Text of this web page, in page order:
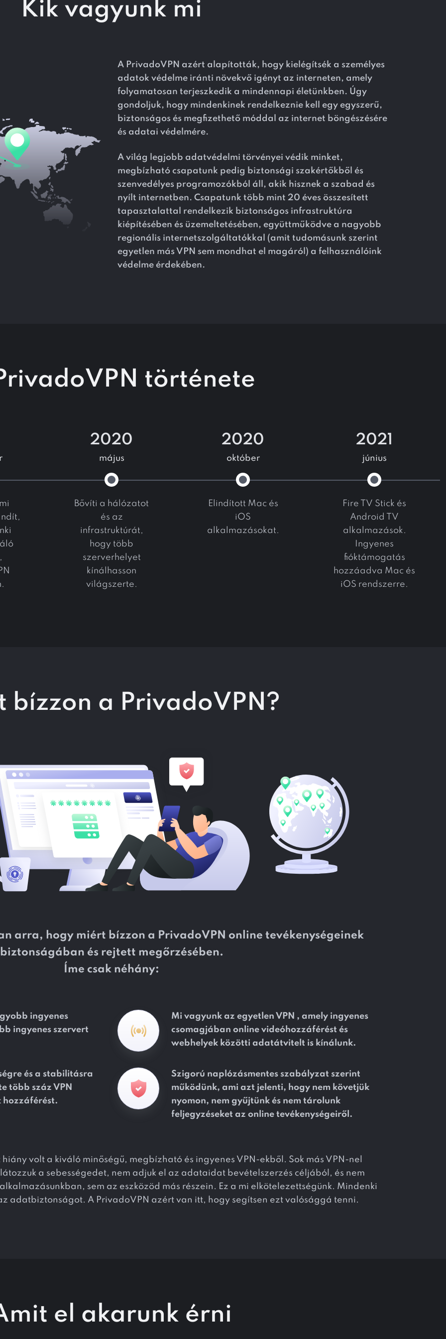
Kik vagyunk mi
A PrivadoVPN azért alapították, hogy kielégítsék a személyes
adatok védelme iránti növekvő igényt az interneten, amely
folyamatosan terjeszkedik a mindennapi életünkben. Úgy
gondoljuk, hogy mindenkinek rendelkeznie kell egy egyszerű,
biztonságos és megfizethető móddal az internet böngészésére
és adatai védelmére.
A világ legjobb adatvédelmi törvényei védik minket,
megbízható csapatunk pedig biztonsági szakértőkből és
szenvedélyes programozókból áll, akik hisznek a szabad és
nyílt internetben. Csapatunk több mint 20 éves összesített
tapasztalattal rendelkezik biztonságos infrastruktúra
kiépítésében és üzemeltetésében, együttműködve a nagyobb
regionális internetszolgáltatókkal (amit tudomásunk szerint
egyetlen más VPN sem mondhat el magáról) a felhasználóink ​​
védelme érdekében.
története
2020
május
Bővíti a hálózatot
és az
infrastruktúrát,
hogy több
szerverhelyet
kínálhasson
világszerte.
2020
október
Elindított Mac és
iOS
alkalmazásokat.
2021
június
Fire TV Stick és
Android TV
alkalmazások.
Ingyenes
fióktámogatás
hozzáadva Mac és
iOS rendszerre.
bízzon a PrivadoVPN?
arra, hogy miért bízzon a PrivadoVPN online tevékenységeinek
biztonságában és rejtett megőrzésében.
Íme csak néhány:
ingyenes
ingyenes szervert
Mi vagyunk az egyetlen VPN , amely ingyenes
csomagjában online videóhozzáférést és
webhelyek közötti adatátvitelt is kínálunk.
és a stabilitásra
több száz VPN
hozzáférést.
Szigorú naplózásmentes szabályzat szerint
működünk, ami azt jelenti, hogy nem követjük
nyomon, nem gyűjtünk és nem tárolunk
feljegyzéseket az online tevékenységeiről.
volt a kiváló minőségű, megbízható és ingyenes VPN-ekből. Sok más VPN-nel
a sebességedet, nem adjuk el az adataidat bevételszerzés céljából, és nem
sem az eszközöd más részein. Ez a mi elkötelezettségünk. Mindenki
adatbiztonságot. A PrivadoVPN azért van itt, hogy segítsen ezt valósággá tenni.
el akarunk érni